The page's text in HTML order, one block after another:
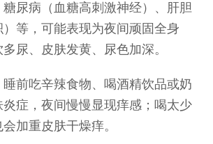
尿病（血糖高刺激神经）、肝胆
等，可能表现为夜间顽固全身
尿、皮肤发黄、尿色加深。
前吃辛辣食物、喝酒精饮品或奶
症，夜间慢慢显现痒感；喝太少
加重皮肤干燥痒。